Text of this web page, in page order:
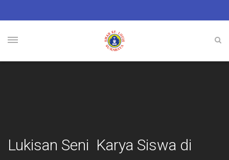
Lukisan Seni Karya Siswa di